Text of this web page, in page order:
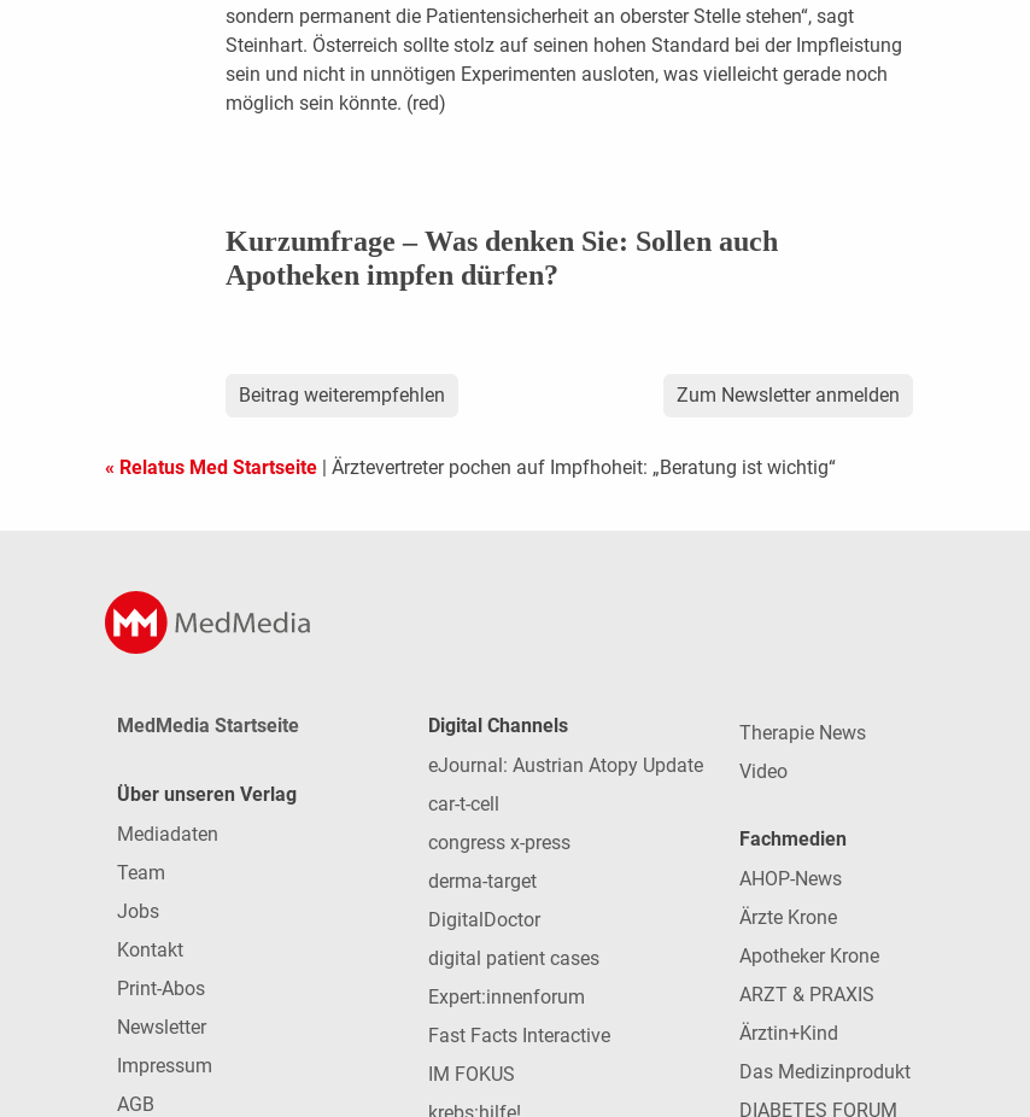
sondern permanent die Patientensicherheit an oberster Stelle stehen“, sagt
Steinhart. Österreich sollte stolz auf seinen hohen Standard bei der Impfleistung
sein und nicht in unnötigen Experimenten ausloten, was vielleicht gerade noch
möglich sein könnte. (red)
Kurzumfrage – Was denken Sie: Sollen auch
Apotheken impfen dürfen?
Beitrag weiterempfehlen Zum Newsletter anmelden
« Relatus Med Startseite | Ärztevertreter pochen auf Impfhoheit: „Beratung ist wichtig“
MedMedia Startseite
Über unseren Verlag
Mediadaten
Team
Jobs
Kontakt
Print-Abos
Newsletter
Impressum
AGB
Digital Channels
eJournal: Austrian Atopy Update
car-t-cell
congress x-press
derma-target
DigitalDoctor
digital patient cases
Expert:innenforum
Fast Facts Interactive
IM FOKUS
Therapie News
Video
Fachmedien
AHOP-News
Ärzte Krone
Apotheker Krone
ARZT & PRAXIS
Ärztin+Kind
Das Medizinprodukt
DIABETES FORUM